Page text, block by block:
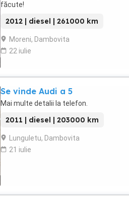
făcute!
2012 | diesel | 261000 km
Moreni, Dambovita
22 iulie
Se vinde Audi a 5
Mai multe detalii la telefon.
2011 | diesel | 203000 km
Lunguletu, Dambovita
21 iulie